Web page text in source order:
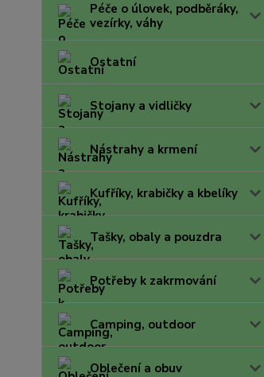
Péče o úlovek, podběráky,
vezírky, váhy
Ostatní
Stojany a vidličky
Nástrahy a krmení
Kufříky, krabičky a kbelíky
Tašky, obaly a pouzdra
Potřeby k zakrmování
Camping, outdoor
Oblečení a obuv